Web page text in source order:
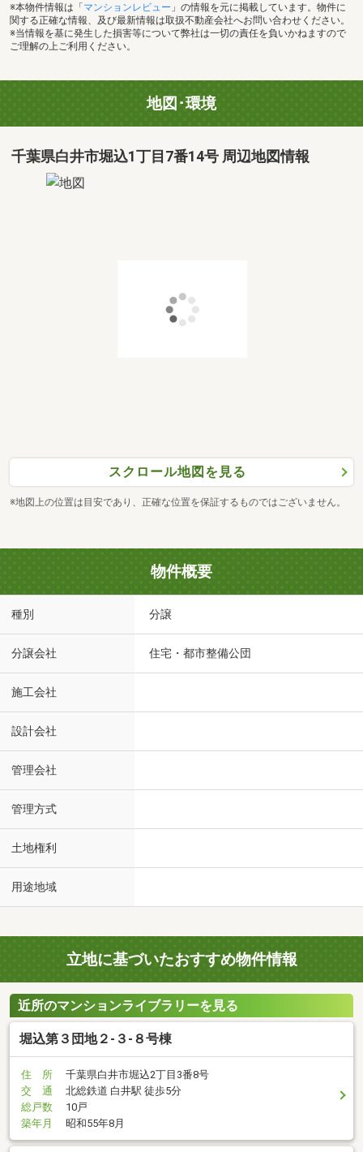
※本物件情報は「 マンションレビュー 」の情報を元に掲載しています。物件に
関する正確な情報、及び最新情報は取扱不動産会社へお問い合わせください。
※当情報を基に発生した損害等について弊社は一切の責任を負いかねますので
ご理解の上ご利用ください。
地図･環境
千葉県白井市堀込1丁目7番14号 周辺地図情報
スクロール地図を見る
※地図上の位置は目安であり、正確な位置を保証するものではございません。
物件概要
種別 分譲
分譲会社 住宅・都市整備公団
施工会社
設計会社
管理会社
管理方式
土地権利
用途地域
立地に基づいたおすすめ物件情報
近所のマンションライブラリーを見る
堀込第３団地２-３-８号棟
住 所
千葉県白井市堀込2丁目3番8号
交 通
北総鉄道 白井駅 徒歩5分
総戸数
10戸
築年月
昭和55年8月